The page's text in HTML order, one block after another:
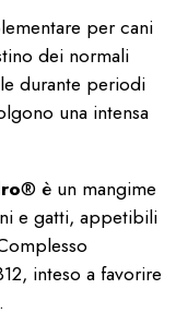
per cani
dei normali
durante periodi
una intensa
® è un mangime
e gatti, appetibili
inteso a favorire